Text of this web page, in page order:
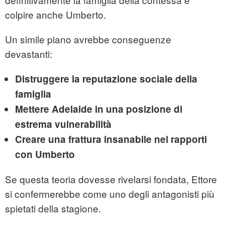
colpire anche Umberto.
Un simile piano avrebbe conseguenze
devastanti:
Distruggere la reputazione sociale della
famiglia
Mettere Adelaide in una posizione di
estrema vulnerabilità
Creare una frattura insanabile nei rapporti
con Umberto
Se questa teoria dovesse rivelarsi fondata, Ettore
si confermerebbe come uno degli antagonisti più
spietati della stagione.